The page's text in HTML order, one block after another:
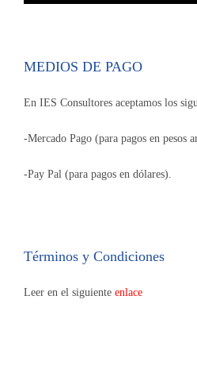
MEDIOS DE PAGO
En IES Consultores aceptamos los
-Mercado Pago (para pagos en pesos
-Pay Pal (para pagos en dólares).
Términos y Condiciones
Leer en el siguiente enlace